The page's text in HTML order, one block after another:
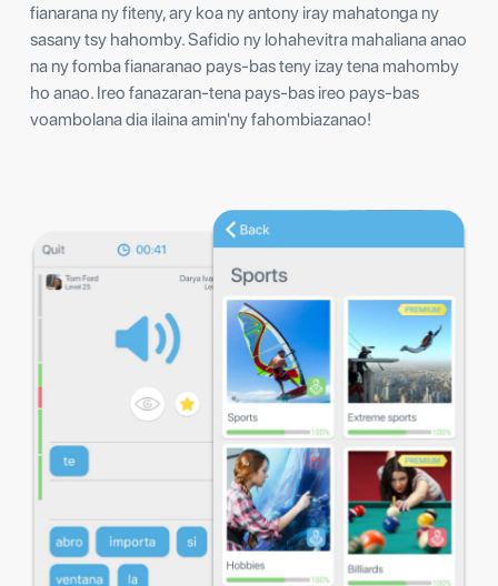
fianarana ny fiteny, ary koa ny antony iray mahatonga ny
sasany tsy hahomby. Safidio ny lohahevitra mahaliana anao
na ny fomba fianaranao pays-bas teny izay tena mahomby
ho anao. Ireo fanazaran-tena pays-bas ireo pays-bas
voambolana dia ilaina amin'ny fahombiazanao!